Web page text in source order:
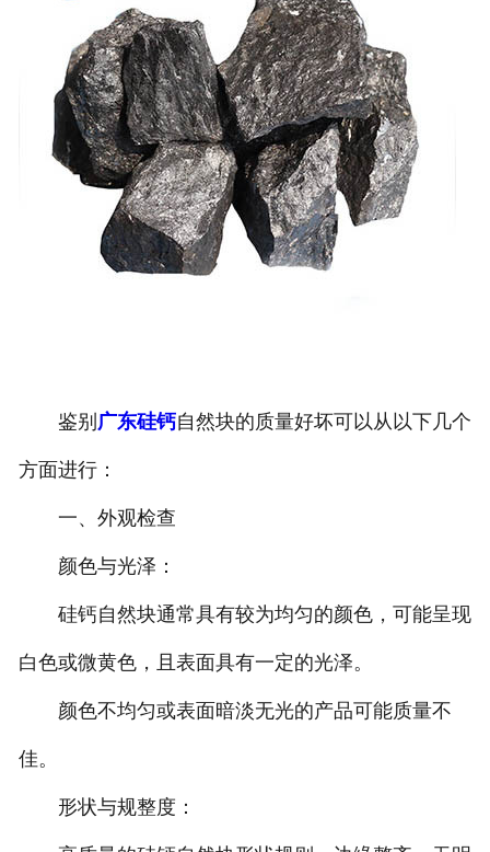
鉴别 广东硅钙自然块的质量好坏可以从以下几个
方面进行：
一、外观检查
颜色与光泽：
硅钙自然块通常具有较为均匀的颜色，可能呈现
白色或微黄色，且表面具有一定的光泽。
颜色不均匀或表面暗淡无光的产品可能质量不
佳。
形状与规整度：